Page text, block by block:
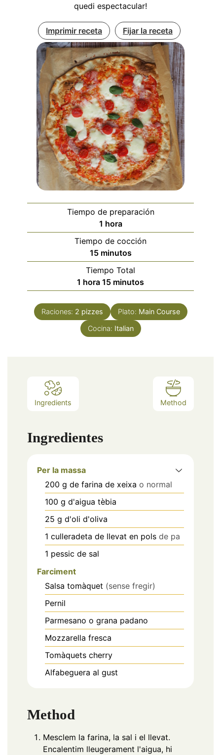
quedi espectacular!
Imprimir receta Fijar la receta
Tiempo de preparación
1 hora
hora
Tiempo de cocción
15minutos
minutos
Tiempo Total
1 hora
hora 15minutos
minutos
Raciones: 2 pizzes Plato: Main Course
Cocina: Italian
Ingredients Method
Ingredientes
Per la massa
200 g de farina de xeixa o normal
100 g d'aigua tèbia
25 g d'oli d'oliva
1 culleradeta de llevat en pols de pa
1 pessic de sal
Farciment
Salsa tomàquet (sense fregir)
Pernil
Parmesano o grana padano
Mozzarella fresca
Tomàquets cherry
Alfabeguera al gust
Method
Mesclem la farina, la sal i el llevat.
Encalentim lleugerament l'aigua, hi